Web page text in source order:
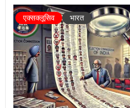
एक्सक्लूसिव भारत